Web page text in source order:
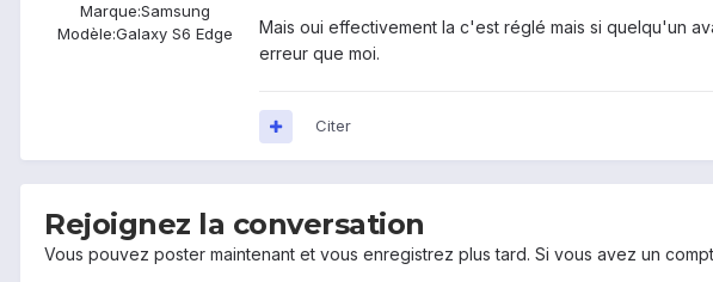
Marque:Samsung
Modèle:Galaxy S6 Edge
Mais oui effectivement la c'est réglé mais si quelqu'un
erreur que moi.
Citer
Rejoignez la conversation
Vous pouvez poster maintenant et vous enregistrez plus tard. Si vous avez un